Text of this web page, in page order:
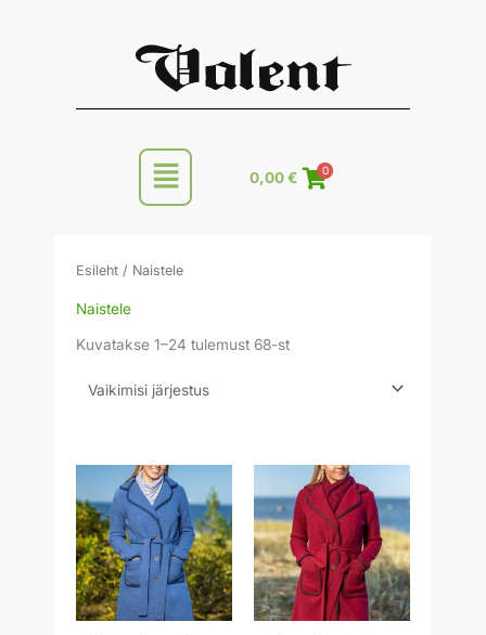
0,00€ 0
Main
Menu
Esileht / Naistele
Naistele
Kuvatakse 1–24 tulemust 68-st